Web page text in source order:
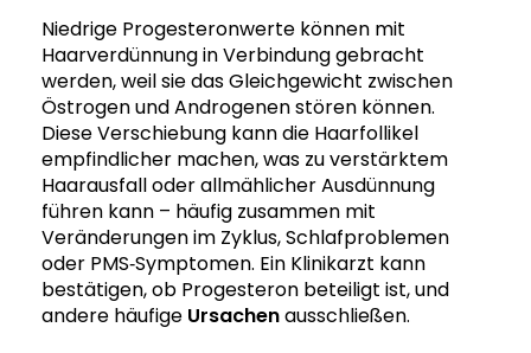
Niedrige Progesteronwerte können mit
Haarverdünnung in Verbindung gebracht
werden, weil sie das Gleichgewicht zwischen
Östrogen und Androgenen stören können.
Diese Verschiebung kann die Haarfollikel
empfindlicher machen, was zu verstärktem
Haarausfall oder allmählicher Ausdünnung
führen kann – häufig zusammen mit
Veränderungen im Zyklus, Schlafproblemen
oder PMS‑Symptomen. Ein Klinikarzt kann
bestätigen, ob Progesteron beteiligt ist, und
andere häufige Ursachenausschließen.